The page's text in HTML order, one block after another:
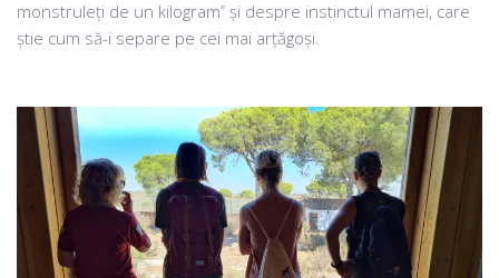
monstruleți de un kilogram’’ și despre instinctul mamei, care
știe cum să-i separe pe cei mai arțăgoși.